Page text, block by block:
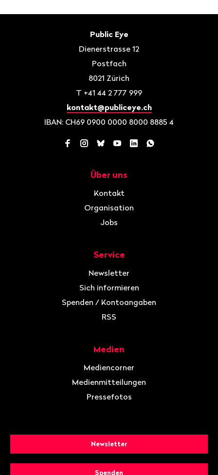
Public Eye
Dienerstrasse 12
Postfach
8021 Zürich
T +41 44 2 777 999
kontakt@publiceye.ch
IBAN: CH69 0900 0000 8000 8885 4
Facebook
Instagram
BlueskyYouTube
LinkedInWhatsApp
Über uns
Kontakt
Organisation
Jobs
Service
Newsletter
Sich informieren
Spenden / Kontoangaben
RSS
Medien
Mediencorner
Medienmitteilungen
Pressefotos
Newsletter
Spenden